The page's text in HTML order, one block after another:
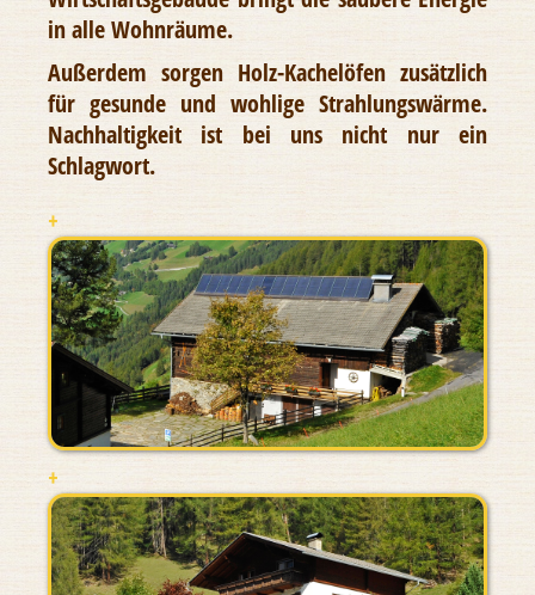
in alle Wohnräume.
Außerdem sorgen Holz-Kachelöfen zusätzlich
für gesunde und wohlige Strahlungswärme.
Nachhaltigkeit ist bei uns nicht nur ein
Schlagwort.
+
+